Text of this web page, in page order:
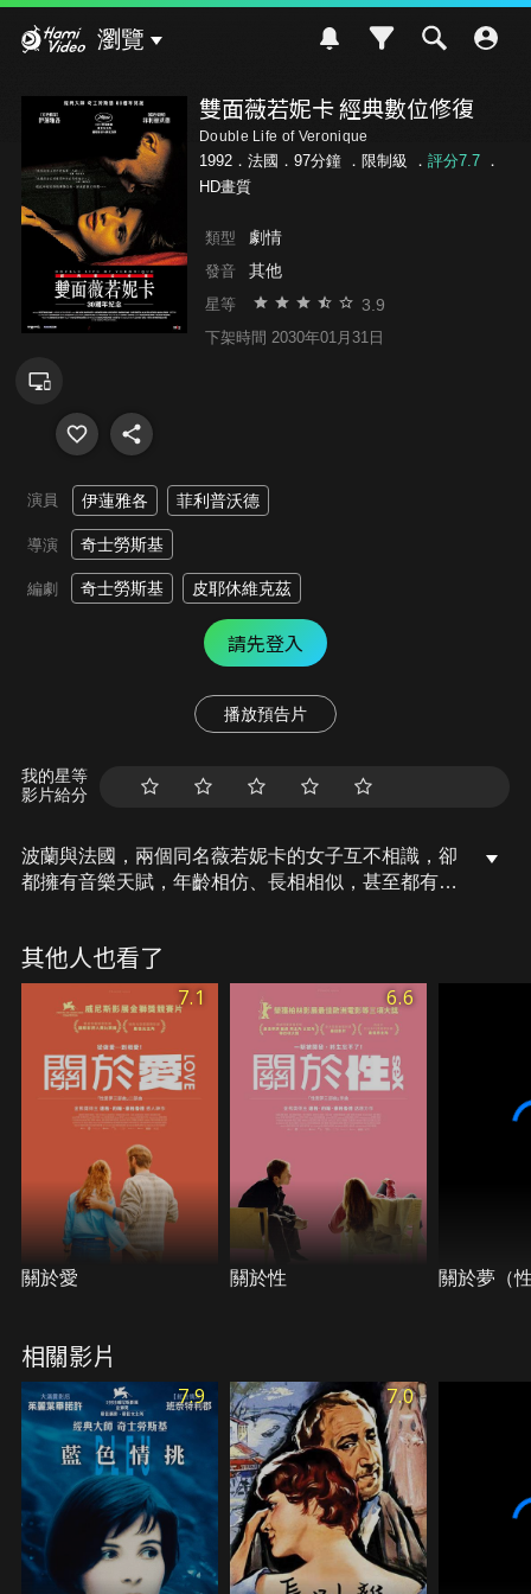
瀏覽
雙面薇若妮卡 經典數位修復
Double Life of Veronique
1992．法國．97分鐘 ． 限制級 ． 評分7.7．
HD畫質
類型 劇情
發音 其他
星等 3.9
下架時間 2030年01月31日
演員 伊蓮雅各 菲利普沃德
導演 奇士勞斯基
編劇 奇士勞斯基 皮耶休維克茲
請先登入
播放預告片
我的星等
影片給分
波蘭與法國，兩個同名薇若妮卡的女子互不相識，卻
都擁有音樂天賦，年齡相仿、長相相似，甚至都有致
她們不僅是幾乎一模一樣的人，還是冥冥中能夠互相
感應的人。波蘭的薇若妮卡曾對自己的父親說：「我
有種奇特的感覺，我在這世上並不是孤單一人
的。」；法國的薇若妮卡也說著類似的話：「我覺得
自己好像同時活在兩個地方，總該知道自己該做什
麼。」所有的一切似乎都暗示著，這兩條生命彼此平
行依存，卻未曾真正相遇。
其他人也看了
7.1
關於愛
6.6
關於性 關於夢（
相關影片
7.9 7.0